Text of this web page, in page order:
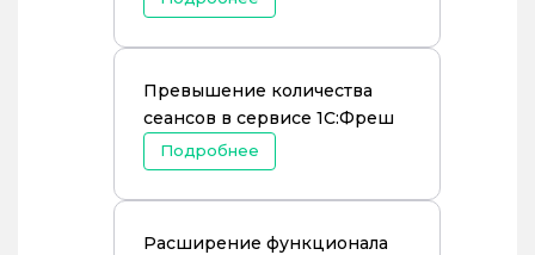
Превышение количества
сеансов в сервисе 1С:Фреш
Подробнее
Расширение функционала